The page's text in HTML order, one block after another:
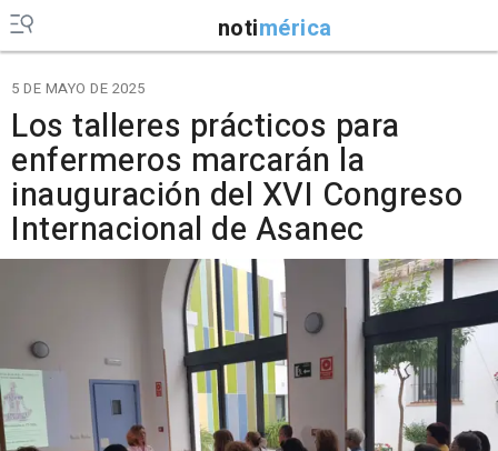
notimérica
5 DE MAYO DE 2025
Los talleres prácticos para
enfermeros marcarán la
inauguración del XVI Congreso
Internacional de Asanec